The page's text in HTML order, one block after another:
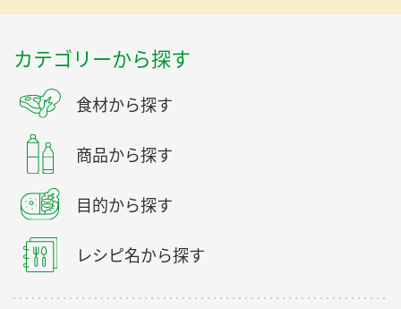
カテゴリーから探す
食材から探す
商品から探す
目的から探す
レシピ名から探す